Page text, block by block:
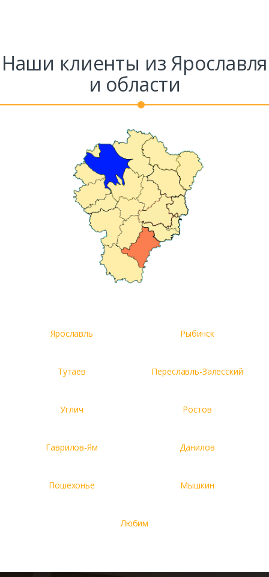
Наши клиенты из Ярославля
и области
Ярославль Рыбинск
Тутаев Переславль-Залесский
Углич Ростов
Гаврилов-Ям Данилов
Пошехонье Мышкин
Любим